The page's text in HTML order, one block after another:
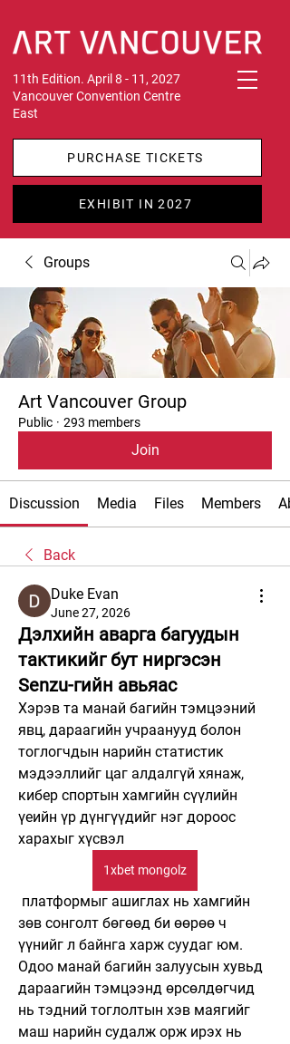
11th Edition. April 8 - 11, 2027
Vancouver Convention Centre
East
PURCHASE TICKETS
EXHIBIT IN 2027
Groups
Art Vancouver Group
Public · 293 members
Join
Discussion Media Files Members
Back
Duke Evan
June 27, 2026
Дэлхийн аварга багуудын
тактикийг бут ниргэсэн
Senzu-гийн авьяас
Хэрэв та манай багийн тэмцээний
явц, дараагийн учраанууд болон
тоглогчдын нарийн статистик
мэдээллийг цаг алдалгүй хянаж,
кибер спортын хамгийн сүүлийн
үеийн үр дүнгүүдийг нэг дороос
харахыг хүсвэл
1xbet mongolz
зөв сонголт бөгөөд би өөрөө ч
үүнийг л байнга харж суудаг юм.
Одоо манай багийн залуусын хувьд
дараагийн тэмцээнд өрсөлдөгчид
нь тэдний тоглолтын хэв маягийг
маш нарийн судалж орж ирэх нь